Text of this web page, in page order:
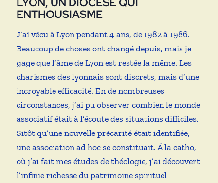
ENTHOUSIASME
J’ai vécu à Lyon pendant 4 ans, de 1982 à 1986.
Beaucoup de choses ont changé depuis, mais je
gage que l’âme de Lyon est restée la même. Les
charismes des lyonnais sont discrets, mais d’une
incroyable efficacité. En de nombreuses
circonstances, j’ai pu observer combien le monde
associatif était à l’écoute des situations difficiles.
Sitôt qu’une nouvelle précarité était identifiée,
une association ad hoc se constituait. Á la catho,
où j’ai fait mes études de théologie, j’ai découvert
l’infinie richesse du patrimoine spirituel